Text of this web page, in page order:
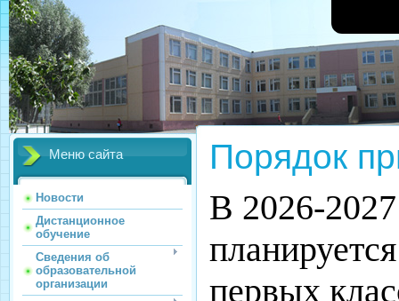
Меню сайта
Новости
Дистанционное
обучение
Сведения об
образовательной
организации
Порядок
В 2026-
первых